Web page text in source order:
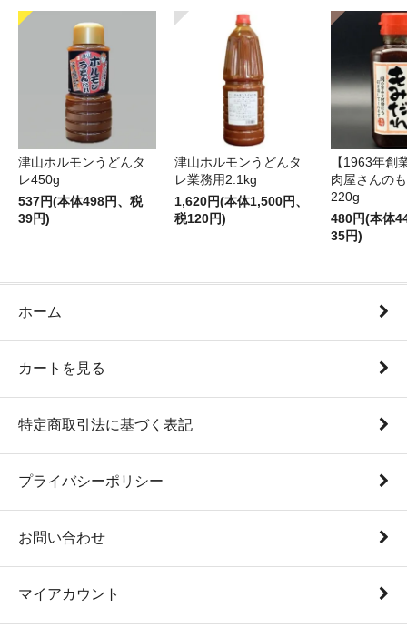
津山ホルモンうどんタ
レ450g
537円(本体498円、税
39円)
津山ホルモンうどんタ
レ業務用2.1kg
1,620円(本体1,500円、
税120円)
【1963年創
肉屋さんの
220g
480円(本体
35円)
ホーム
カートを見る
特定商取引法に基づく表記
プライバシーポリシー
お問い合わせ
マイアカウント